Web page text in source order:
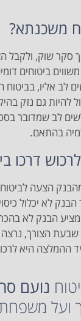
משכנתא?
סקר שוק, ולקבל
ביטוחים
לב אליו, בביטוח
להיות גם נזק
לב שמדובר
בהתאם.
דרכו
הצעה
לא יכלול
הבנק לא
הצורך, נרצה
ההמלצה היא
נועם
ועל